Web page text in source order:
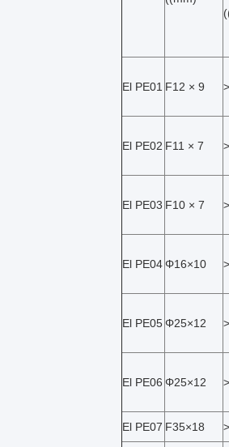
El PE01 F12 × 9
El PE02 F11 × 7
El PE03 F10 × 7
El PE04Φ16×10
El PE05Φ25×12
El PE06 Φ25×12
El PE07 F35×18